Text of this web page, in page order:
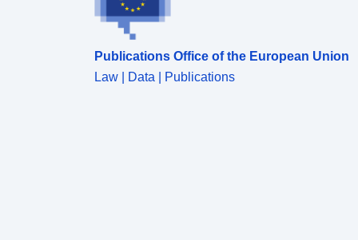
Publications Office of the European Union
Law | Data | Publications